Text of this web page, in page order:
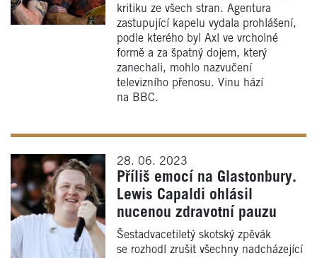
kritiku ze všech stran. Agentura
zastupující kapelu vydala prohlášení,
podle kterého byl Axl ve vrcholné
formě a za špatný dojem, který
zanechali, mohlo nazvučení
televizního přenosu. Vinu hází
na BBC.
28. 06. 2023
Příliš emocí na Glastonbury.
Lewis Capaldi ohlásil
nucenou zdravotní pauzu
Šestadvacetiletý skotský zpěvák
se rozhodl zrušit všechny nadcházející